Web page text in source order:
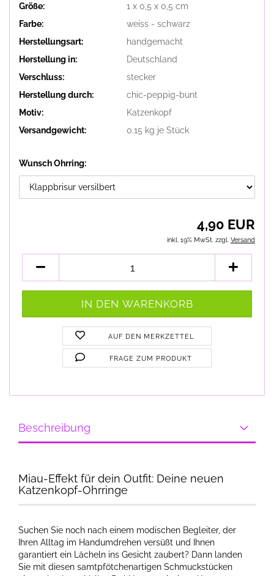
Größe:
1 x 0,5 x 0,5 cm
Farbe:
weiss - schwarz
Herstellungsart:
handgemacht
Herstellung in:
Deutschland
Verschluss:
stecker
Herstellung durch:
chic-peppig-bunt
Motiv:
Katzenkopf
Versandgewicht:
0.15 kg je Stück
Wunsch Ohrring:
4,90 EUR
inkl. 19% MwSt. zzgl. Versand
AUF DEN MERKZETTEL
FRAGE ZUM PRODUKT
Beschreibung
Miau-Effekt für dein Outfit: Deine neuen
Katzenkopf-Ohrringe
Suchen Sie noch nach einem modischen Begleiter, der
Ihren Alltag im Handumdrehen versüßt und Ihnen
garantiert ein Lächeln ins Gesicht zaubert? Dann landen
Sie mit diesen samtpfötchenartigen Schmuckstücken